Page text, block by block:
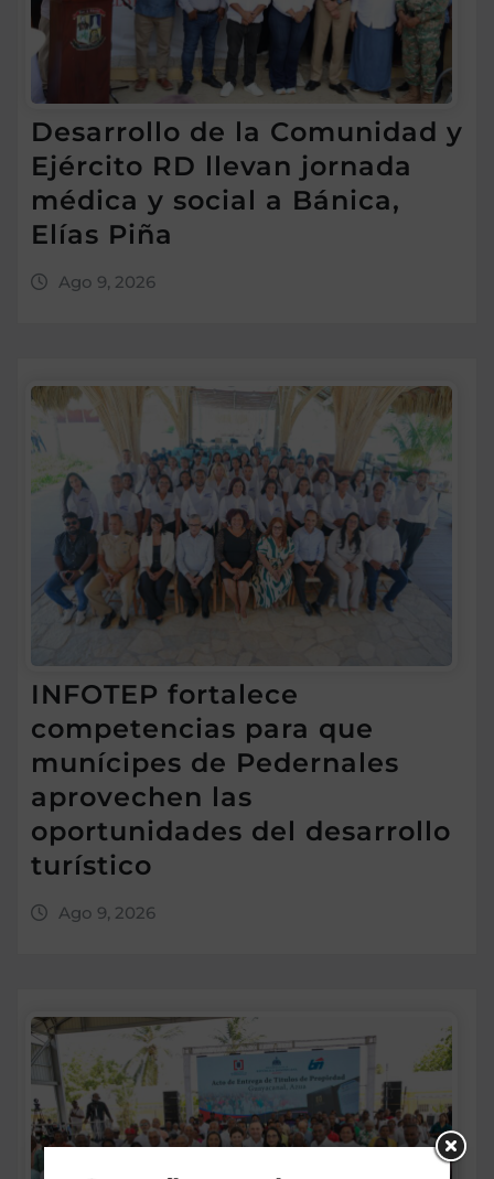
Desarrollo de la Comunidad y
Ejército RD llevan jornada
médica y social a Bánica,
Elías Piña
Ago 9, 2026
INFOTEP fortalece
competencias para que
munícipes de Pedernales
aprovechen las
oportunidades del desarrollo
turístico
Ago 9, 2026